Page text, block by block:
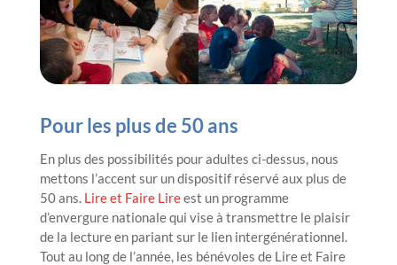
Pour les plus de 50 ans
En plus des possibilités pour adultes ci-dessus, nous
mettons l’accent sur un dispositif réservé aux plus de
50 ans. Lire et Faire Lireest un programme
d’envergure nationale qui vise à transmettre le plaisir
de la lecture en pariant sur le lien intergénérationnel.
Tout au long de l’année, les bénévoles de Lire et Faire